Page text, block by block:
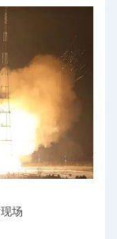
场